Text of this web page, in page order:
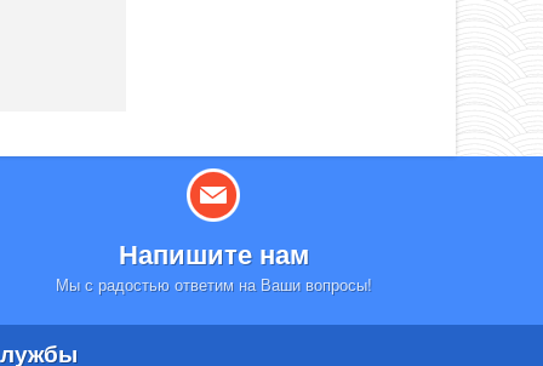
Напишите нам
Мы с радостью ответим на Ваши вопросы!